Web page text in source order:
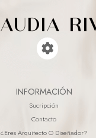
INFORMACIÓN
Sucripción
Contacto
¿eres Arquitecto O Diseñador?